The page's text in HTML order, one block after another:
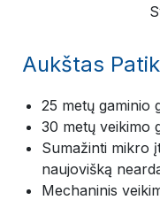
Aukštas
25 metų gaminio
30 metų veikimo
Sumažinti mikro
naujovišką
Mechaninis